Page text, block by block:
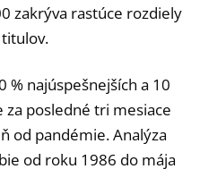
zakrýva rastúce rozdiely
% najúspešnejších a 10
za posledné tri mesiace
od pandémie. Analýza
od roku 1986 do mája